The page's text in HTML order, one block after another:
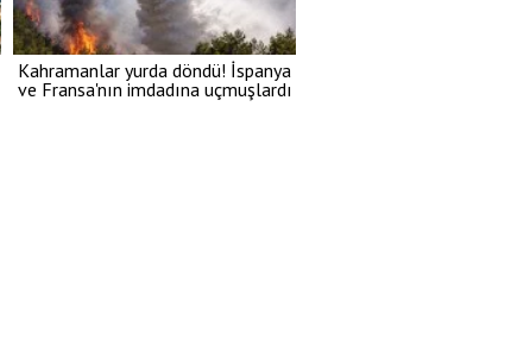
Kahramanlar yurda döndü! İspanya
ve Fransa'nın imdadına uçmuşlardı